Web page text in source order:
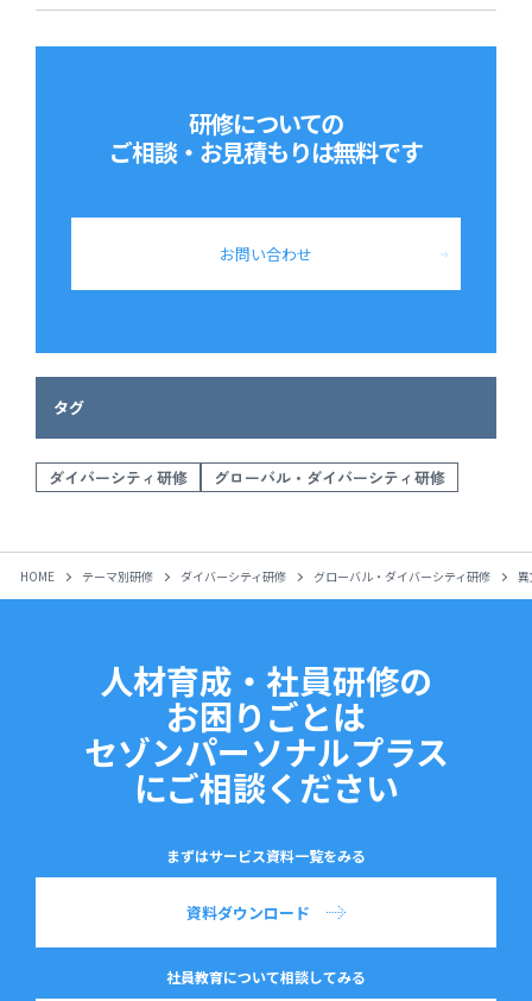
研修についての
ご相談・お見積もりは無料です
お問い合わせ
タグ
ダイバーシティ研修 グローバル・ダイバーシティ研修
HOME テーマ別研修 ダイバーシティ研修 グローバル・ダイバーシティ研修
人材育成・社員研修の
お困りごとは
セゾンパーソナルプラス
にご相談ください
まずはサービス資料一覧をみる
資料ダウンロード
社員教育について相談してみる